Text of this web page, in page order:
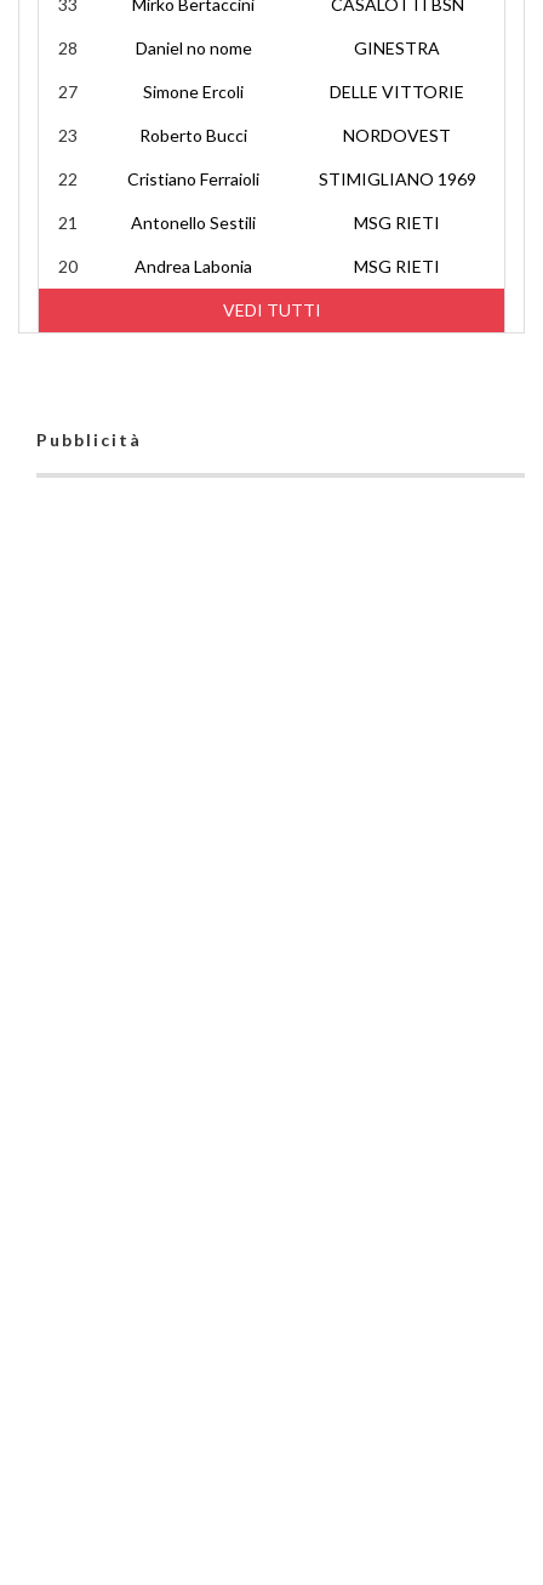
VEDI TUTTI
33 Mirko Bertaccini CASALOTTI BSN
28 Daniel no nome GINESTRA
27 Simone Ercoli DELLE VITTORIE
23 Roberto Bucci NORDOVEST
22 Cristiano Ferraioli STIMIGLIANO 1969
21 Antonello Sestili MSG RIETI
20 Andrea Labonia MSG RIETI
Pubblicità